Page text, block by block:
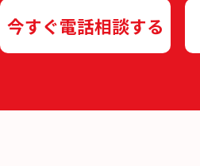
今すぐ電話相談する